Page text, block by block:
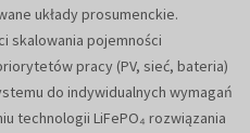
układy prosumenckie.
skalowania pojemności
pracy (PV, sieć, bateria)
do indywidualnych wymagań
technologii LiFePO₄ rozwiązania